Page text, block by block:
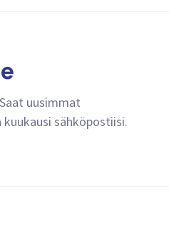
uusimmat
sähköpostiisi.